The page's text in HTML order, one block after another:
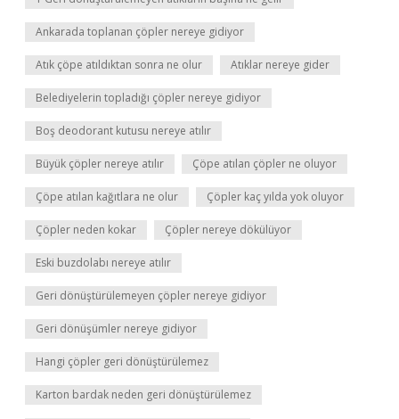
Ankarada toplanan çöpler nereye gidiyor
Atık çöpe atıldıktan sonra ne olur Atıklar nereye gider
Belediyelerin topladığı çöpler nereye gidiyor
Boş deodorant kutusu nereye atılır
Büyük çöpler nereye atılır Çöpe atılan çöpler ne oluyor
Çöpe atılan kağıtlara ne olur Çöpler kaç yılda yok oluyor
Çöpler neden kokar Çöpler nereye dökülüyor
Eski buzdolabı nereye atılır
Geri dönüştürülemeyen çöpler nereye gidiyor
Geri dönüşümler nereye gidiyor
Hangi çöpler geri dönüştürülemez
Karton bardak neden geri dönüştürülemez